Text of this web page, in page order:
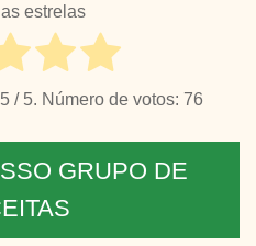
estrelas
5/ 5. Número de votos: 76
GRUPO DE